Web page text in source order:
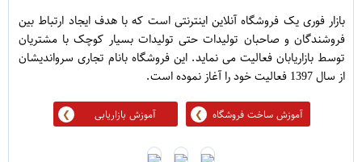
بازار فوری یک فروشگاه آنلاین اینترنتی است که با هدف ایجاد ارتباط بین
فروشندگان و صاحبان تولیدات حتی تولیدات بسیار کوچک با مشتریان
توسط بازاریابان فعالیت می نماید. این فروشگاه بانام تجاری سرواندیشان
از سال 1397 فعالیت خود را آغاز نموده است.
آموزش ساخت فروشگاه آموزش بازاریابی